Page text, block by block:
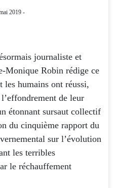
2019 -
journaliste et
Monique Robin rédige ce
humains ont réussi,
de leur
étonnant sursaut collectif
du cinquième rapport du
sur l’évolution
les terribles
le réchauffement